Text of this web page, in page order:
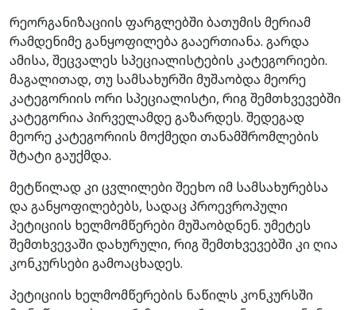
რეორგანიზაციის ფარგლებში ბათუმის მერიამ
რამდენიმე განყოფილება გააერთიანა. გარდა
ამისა, შეცვალეს სპეციალისტების კატეგორიები.
მაგალითად, თუ სამსახურში მუშაობდა მეორე
კატეგორიის ორი სპეციალისტი, რიგ შემთხვევებში
კატეგორია პირველამდე გაზარდეს. შედეგად
მეორე კატეგორიის მოქმედი თანამშრომლების
შტატი გაუქმდა.
მეტწილად კი ცვლილები შეეხო იმ სამსახურებსა
და განყოფილებებს, სადაც პროევროპული
პეტიციის ხელმომწერები მუშაობდნენ. უმეტეს
შემთხვევაში დახურული, რიგ შემთხვევებში კი ღია
კონკურსები გამოაცხადეს.
პეტიციის ხელმომწერების ნაწილს კონკურსში